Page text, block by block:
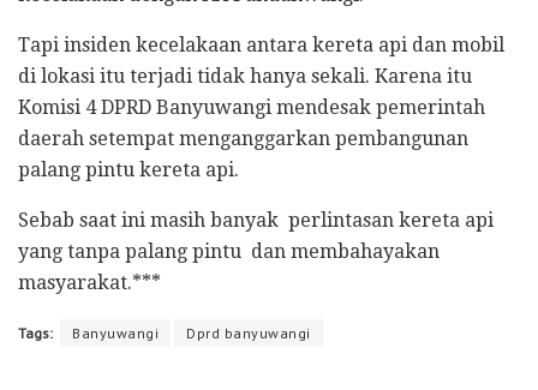
Tapi insiden kecelakaan antara kereta api dan mobil
di lokasi itu terjadi tidak hanya sekali. Karena itu
Komisi 4 DPRD Banyuwangi mendesak pemerintah
daerah setempat menganggarkan pembangunan
palang pintu kereta api.
Sebab saat ini masih banyak perlintasan kereta api
yang tanpa palang pintu dan membahayakan
masyarakat.***
Tags: Banyuwangi Dprd banyuwangi